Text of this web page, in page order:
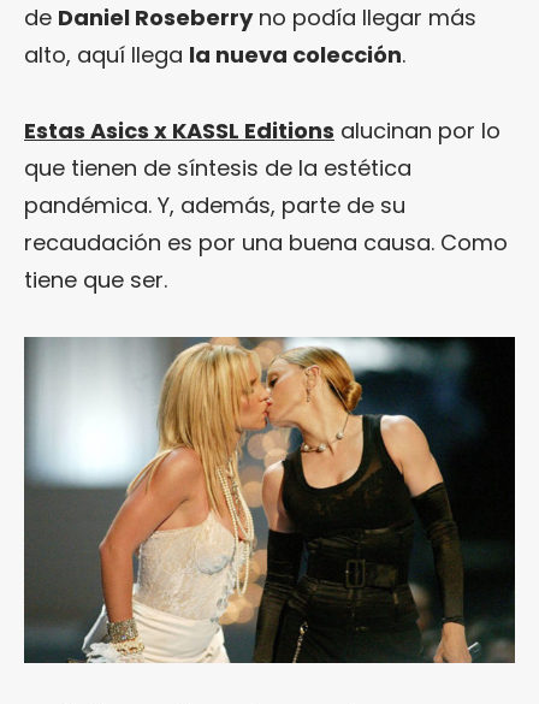
de Daniel Roseberryno podía llegar más
alto, aquí llega la nueva colección.
Estas Asics x KASSL Editions alucinan por lo
que tienen de síntesis de la estética
pandémica. Y, además, parte de su
recaudación es por una buena causa. Como
tiene que ser.